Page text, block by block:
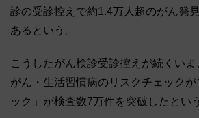
診の受診控えで約1.4万人超のがん発
あるという。
こうしたがん検診受診控えが続くい
がん・生活習慣病のリスクチェック
ック」が検査数7万件を突破したという